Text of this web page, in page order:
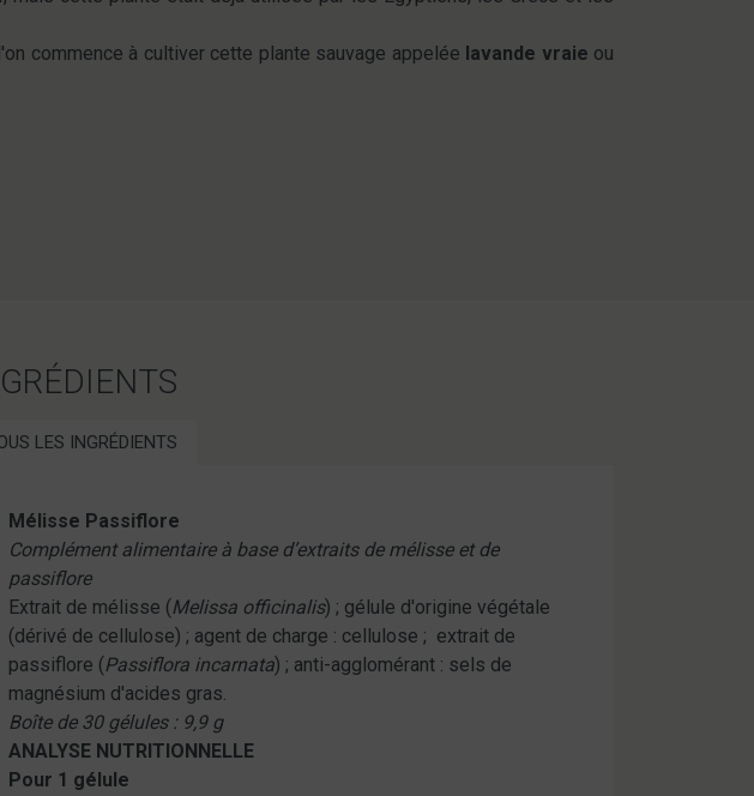
commence à cultiver cette plante sauvage appelée lavande vraie ou
LES INGRÉDIENTS
Mélisse Passiflore
Complément alimentaire à base d’extraits de mélisse et de
passiflore
Extrait de mélisse (Melissa officinalis) ; gélule d'origine végétale
(dérivé de cellulose) ; agent de charge : cellulose ; extrait de
passiflore (Passiflora incarnata) ; anti-agglomérant : sels de
magnésium d'acides gras.
Boîte de 30 gélules : 9,9 g
ANALYSE NUTRITIONNELLE
Pour 1 gélule